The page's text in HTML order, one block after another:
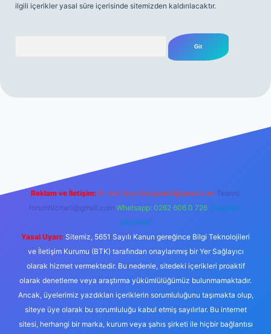
ilgili içerikler yasal süre içerisinde sitemizden kaldırılacaktır.
Reklam ve İletişim: E-mail: backlinkpaneli@gmail.com Teams:
forumhizmeti@gmail.com Whatsapp: 0262 606 0 726 Telegram:
@karabul
Yasal Uyarı: Sitemiz, 5651 Sayılı Kanun gereğince Bilgi Teknolojileri
ve İletişim Kurumu (BTK) tarafından onaylanmış bir Yer Sağlayıcı
olarak hizmet vermektedir. Bu nedenle, sitedeki içerikleri proaktif
olarak denetleme veya araştırma yükümlülüğümüz bulunmamaktadır.
Ancak, üyelerimiz yazdıkları içeriklerin sorumluluğunu taşımakta olup,
siteye üye olarak bu sorumluluğu kabul etmiş sayılırlar. Bu internet
sitesi, herhangi bir marka, kurum veya şahıs şirketi ile hiçbir bağlantısı